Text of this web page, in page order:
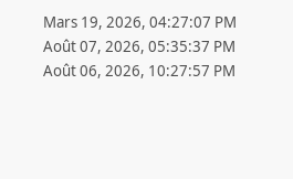
Mars 19, 2026, 04:27:07 PM
Août 07, 2026, 05:35:37 PM
Août 06, 2026, 10:27:57 PM